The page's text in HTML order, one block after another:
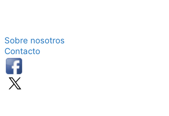
Sobre nosotros
Contacto